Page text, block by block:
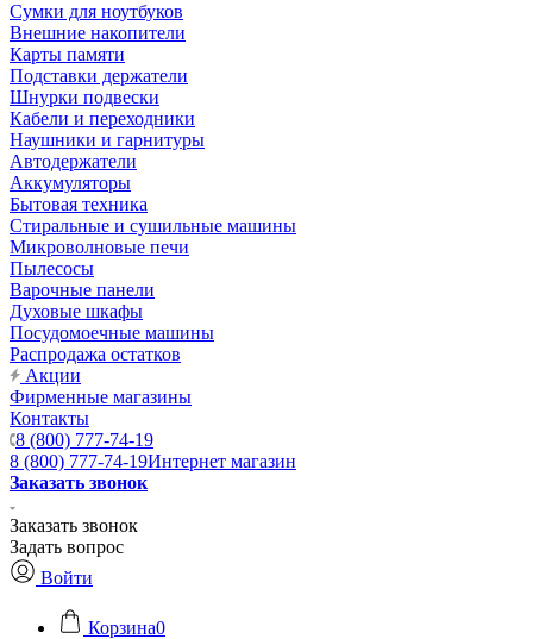
Сумки для ноутбуков
Внешние накопители
Карты памяти
Подставки держатели
Шнурки подвески
Кабели и переходники
Наушники и гарнитуры
Автодержатели
Аккумуляторы
Бытовая техника
Стиральные и сушильные машины
Микроволновые печи
Пылесосы
Варочные панели
Духовые шкафы
Посудомоечные машины
Распродажа остатков
Акции
Фирменные магазины
Контакты
8 (800) 777-74-19
8 (800) 777-74-19Интернет магазин
Заказать звонок
Заказать звонок
Задать вопрос
Войти
Корзина0